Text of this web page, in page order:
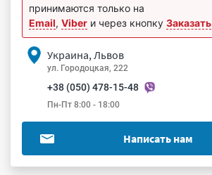
принимаются только на
Email, Viber и через кнопку Заказать
Украина, Львов
ул. Городоцкая, 222
+38 (050) 478-15-48
Пн-Пт 8:00 - 18:00
Написать нам